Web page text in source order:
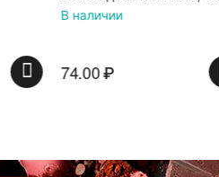
В наличии
74.00 ₽